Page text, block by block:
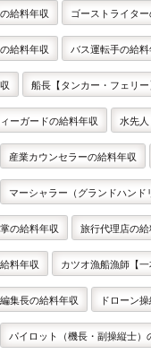
の給料年収 ゴーストライタ
の給料年収 バス運転手の給料
収 船長【タンカー・フェリ
ィーガードの給料年収 水先
産業カウンセラーの給料年収
マーシャラー（グランドハンド
掌の給料年収 旅行代理店の給
給料年収 カツオ漁船漁師【
編集長の給料年収 ドローン
パイロット（機長・副操縦士）